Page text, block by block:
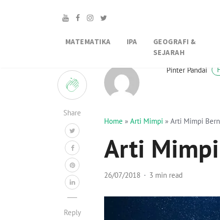
MATEMATIKA IPA
GEOGRAFI &
SEJARAH
Share
Reply
Pinter Pandai
Home » Arti Mimpi » Arti Mimpi
Arti
26/07/2018 3 min read